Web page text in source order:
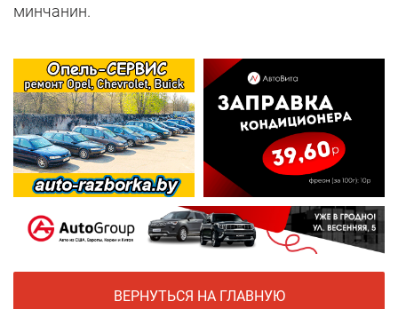
минчанин.
ВЕРНУТЬСЯ НА ГЛАВНУЮ